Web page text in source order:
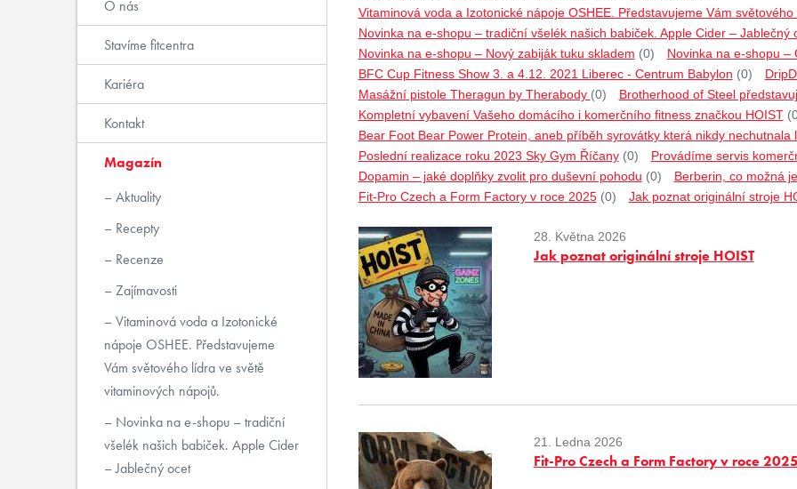
Vitaminová voda a Izotonické nápoje OSHEE. Představujeme Vám
Novinka na e-shopu – tradiční všelék našich babiček. Apple Cider – Jablečný
Novinka na e-shopu – Nový zabiják tuku skladem (0)
Novinka na e-shopu –
BFC Cup Fitness Show 3. a 4.12. 2021 Liberec - Centrum Babylon (0)
Masážní pistole Theragun by Therabody (0)
Brotherhood of Steel
Kompletní vybavení Vašeho domácího i komerčního fitness značkou HOIST
Bear Foot Bear Power Protein, aneb příběh syrovátky která nikdy nechutnala
Poslední realizace roku 2023 Sky Gym Říčany (0)
Provádíme servis
Dopamin – jaké doplňky zvolit pro duševní pohodu (0)
Berberin, co možná
Fit-Pro Czech a Form Factory v roce 2025 (0) Jak poznat originální stroje
28. Května 2026
Jak poznat originální stroje HOIST
21. Ledna 2026
Fit-Pro Czech a Form Factory v roce
O nás
Stavíme fitcentra
Kariéra
Kontakt
Magazín
Aktuality
Recepty
Recenze
Zajímavosti
Vitaminová voda a Izotonické
nápoje OSHEE. Představujeme
Vám světového lídra ve světě
vitaminových nápojů.
Novinka na e-shopu – tradiční
všelék našich babiček. Apple Cider
– Jablečný ocet